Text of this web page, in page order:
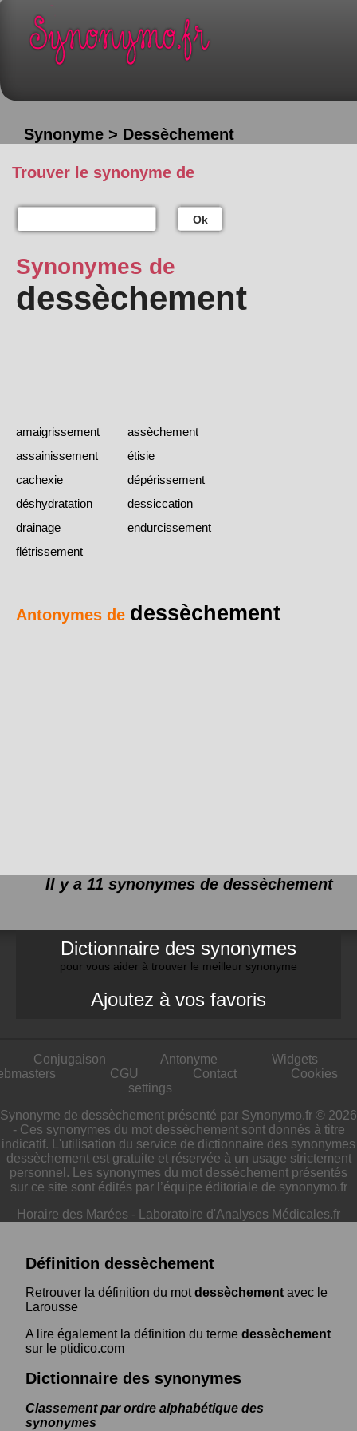
Synonyme > Dessèchement
Trouver le synonyme de
Ok
Synonymes de
dessèchement
amaigrissement
assèchement
assainissement
étisie
cachexie
dépérissement
déshydratation
dessiccation
drainage
endurcissement
flétrissement
Antonymes de dessèchement
Il y a 11 synonymes de dessèchement
Dictionnaire des synonymes
pour vous aider à trouver le meilleur synonyme
Ajoutez à vos favoris
Conjugaison Antonyme
Widgets
CGU Contact
Cookies
settings
Synonyme de dessèchement présenté par Synonymo.fr © 2026
- Ces synonymes du mot dessèchement sont donnés à titre
indicatif. L'utilisation du service de dictionnaire des synonymes
dessèchement est gratuite et réservée à un usage strictement
personnel. Les synonymes du mot dessèchement présentés
sur ce site sont édités par l’équipe éditoriale de synonymo.fr
Horaire des Marées - Laboratoire d'Analyses Médicales.fr
Définition dessèchement
Retrouver la définition du motdessèchement avec le
Larousse
A lire également la définition du terme dessèchement
sur le ptidico.com
Dictionnaire des synonymes
Classement par ordre alphabétique des
synonymes